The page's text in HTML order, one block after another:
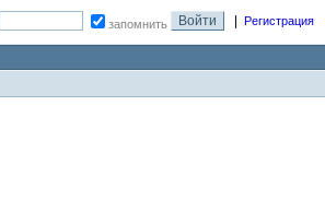
запомнить Регистрация